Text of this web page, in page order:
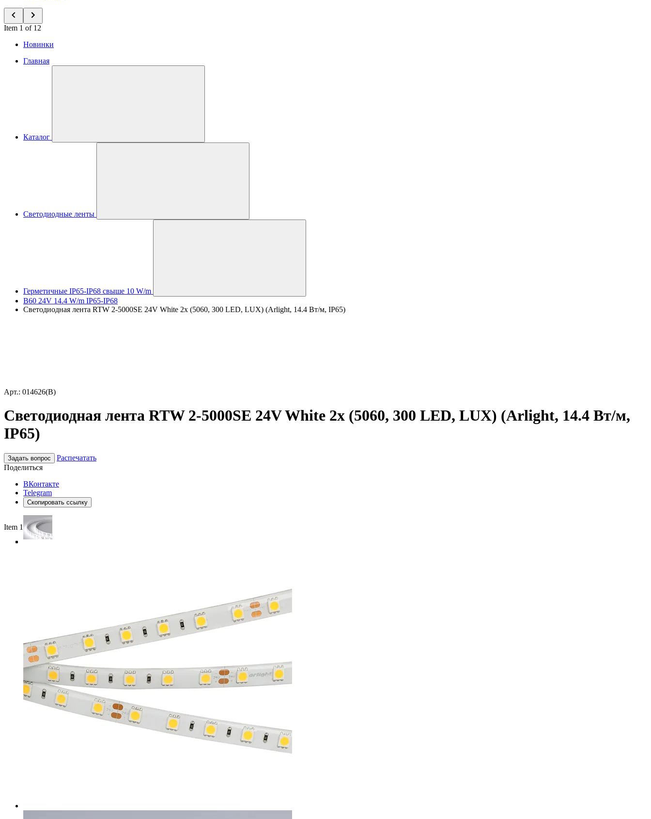
Item 1 of 12
Новинки
Главная
Каталог
Светодиодные ленты
Герметичные IP65-IP68 свыше 10 W/m
B60 24V 14.4 W/m IP65-IP68
Светодиодная лента RTW 2-5000SE 24V White 2x (5060, 300 LED, LUX) (Arlight, 14.4 Вт/м, IP65)
Арт.: 014626(B)
Светодиодная лента RTW 2-5000SE 24V White 2x (5060, 300 LED, LUX) (Arlight, 14.4 Вт/м,
IP65)
Задать вопрос
Распечатать
Поделиться
ВКонтакте
Telegram
Скопировать ссылку
Item 1 of 5